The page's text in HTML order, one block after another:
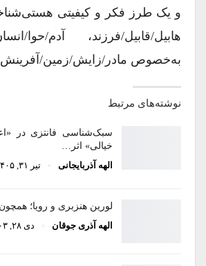
و یک طرز فکر و کیفیتی
هابیل/قابیل/فرزند، آدم/حوا/
به‌خصوص مادر/زایش/زمین/آفرینش.
نوشته‌های مرتبط
سبک‌شناسی فانتزی در
خیالی» اثر…
الهه آذربایجانی
تیر ۳۱, ۱۴۰۵
لورین هنزبری و رویا؛ همچون
الهه آذری جوقان
دی ۲۸, ۱۴۰۳